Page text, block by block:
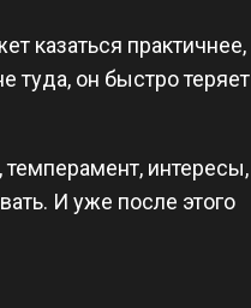
казаться практичнее,
туда, он быстро теряет
интересы,
И уже после этого